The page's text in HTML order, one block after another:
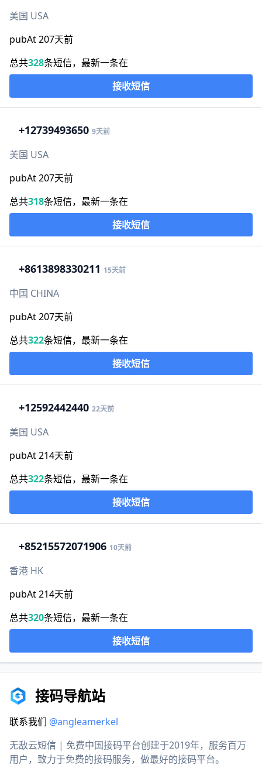
美国 USA
pubAt 207天前
总共328条短信，最新一条在
接收短信
+12739493650 9天前
美国 USA
pubAt 207天前
总共318条短信，最新一条在
接收短信
+8613898330211 15天前
中国 CHINA
pubAt 207天前
总共322条短信，最新一条在
接收短信
+12592442440 22天前
美国 USA
pubAt 214天前
总共322条短信，最新一条在
接收短信
+85215572071906 10天前
香港 HK
pubAt 214天前
总共320条短信，最新一条在
接收短信
接码导航站
联系我们 @angleamerkel
无敌云短信 | 免费中国接码平台创建于2019年，服务百万
用户，致力于免费的接码服务，做最好的接码平台。